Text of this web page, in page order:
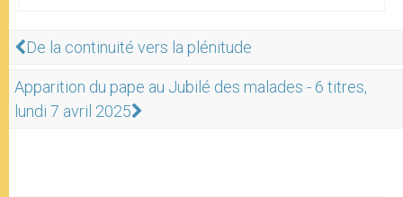
De la continuité vers la plénitude
Apparition du pape au Jubilé des malades - 6 titres,
lundi 7 avril 2025